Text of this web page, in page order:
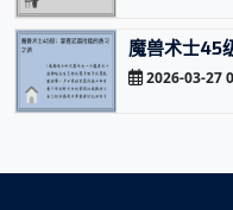
魔兽术士45
2026-03-27